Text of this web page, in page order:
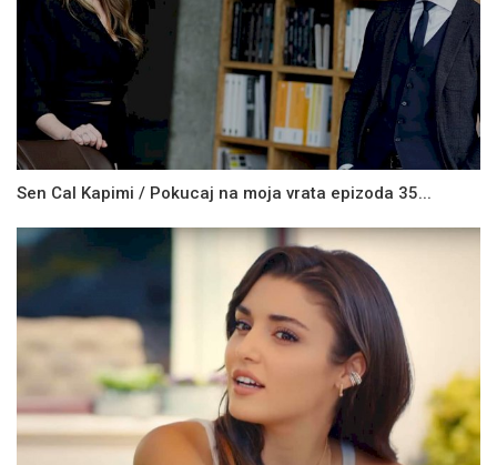
Sen Cal Kapimi / Pokucaj na moja vrata epizoda 35...